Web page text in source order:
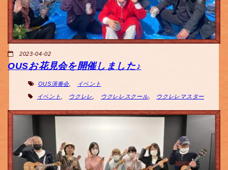
2023-04-02
OUSお花見会を開催しました♪
OUS演奏会, イベント
イベント ウクレレ ウクレレスクール, ウクレレマスター